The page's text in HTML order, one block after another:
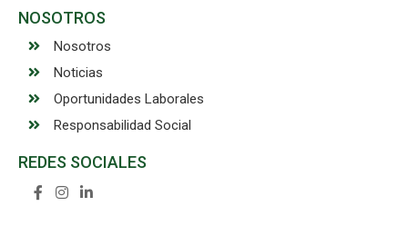
NOSOTROS
Nosotros
Noticias
Oportunidades Laborales
Responsabilidad Social
REDES SOCIALES